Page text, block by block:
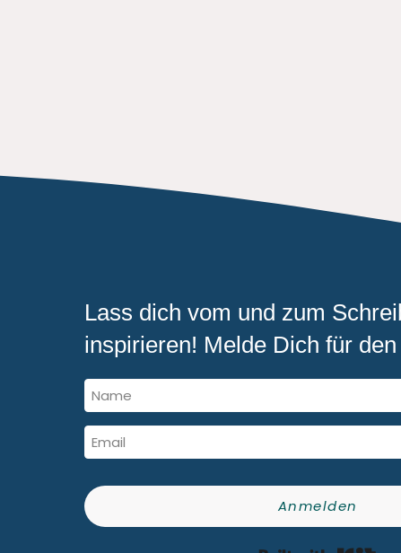
Lass dich vom und zum
inspirieren! Melde Dich für
Anmelden